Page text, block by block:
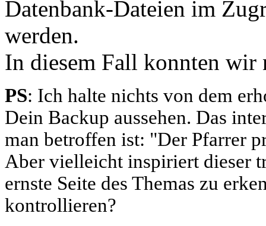
Datenbank-Dateien im
werden.
In diesem Fall konnten
PS: Ich halte nichts von dem
Dein Backup aussehen. Das
man betroffen ist: "Der Pfarrer
Aber vielleicht inspiriert dieser
ernste Seite des Themas zu
kontrollieren?